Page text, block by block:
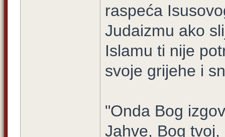
raspeća
Judaizmu ako
Islamu ti nije
svoje grijehe i
"Onda Bog
Jahve, Bog